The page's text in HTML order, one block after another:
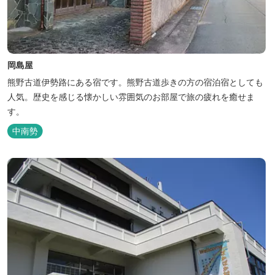
岡島屋
熊野古道伊勢路にある宿です。熊野古道歩きの方の宿泊宿としても
人気。歴史を感じる懐かしい雰囲気のお部屋で旅の疲れを癒せま
す。
中南勢